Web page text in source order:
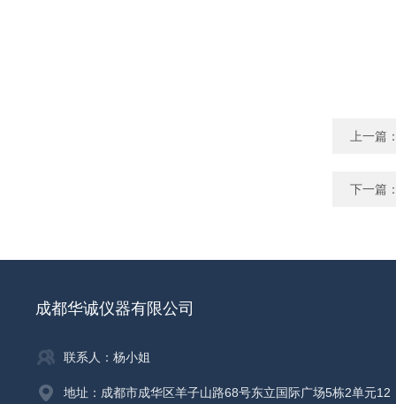
上一篇
下一篇
成都华诚仪器有限公司
联系人：杨小姐
地址：成都市成华区羊子山路68号东立国际广场5栋2单元12